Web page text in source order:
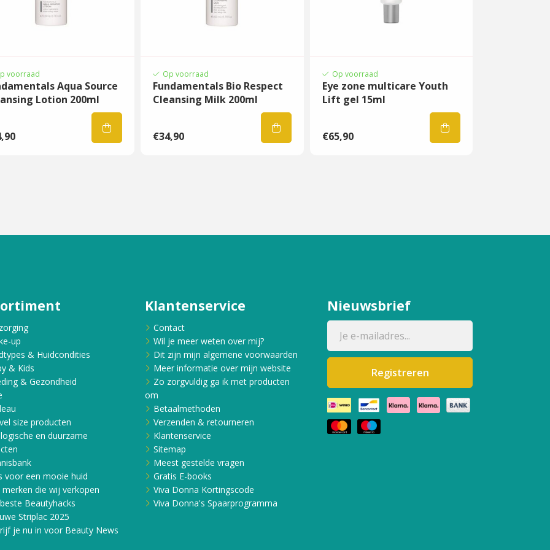
je deEricson
als SPF. Dan ben je
meer nodig.
tot gecombineerde
verslapping,
keuze voor
textuur.
van de
om in te
verlies van
en chronische
4D
voorraad
Aqua Source
Lotion 200ml
Op voorraad
Fundamentals Bio Respect
Cleansing Milk 200ml
€34,90
Op voorraad
Eye zone multicare Youth
Lift gel 15ml
€65,90
up
& Huidcondities
& Kids
& Gezondheid
size producten
en duurzame
voor een mooie huid
merken die wij verkopen
Beautyhacks
Striplac 2025
je nu in voor Beauty News
Klantenservice
Contact
Wil je meer weten over mij?
Dit zijn mijn algemene voorwaarden
Meer informatie over mijn website
Zo zorgvuldig ga ik met producten
om
Betaalmethoden
Verzenden & retourneren
Klantenservice
Sitemap
Meest gestelde vragen
Gratis E-books
Viva Donna Kortingscode
Viva Donna's Spaarprogramma
Nieuwsbrief
Registreren